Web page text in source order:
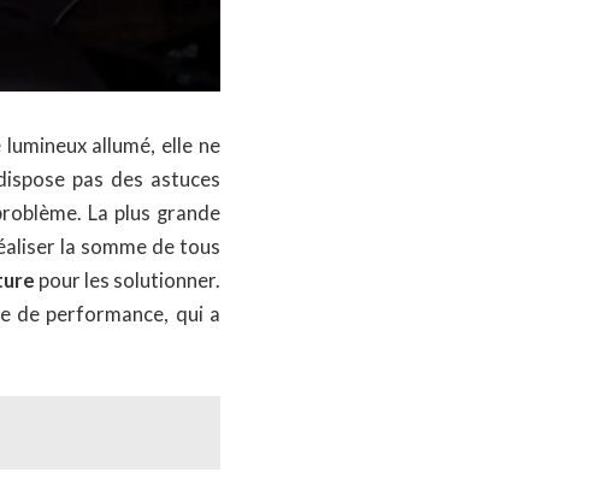
allumé, elle ne
pas des astuces
La plus grande
la somme de tous
pour les solutionner.
de performance, qui a